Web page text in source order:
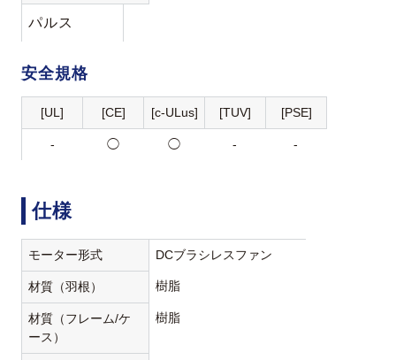
パルス
安全規格
[UL] [CE] [c-ULus] [TUV] [PSE]
- ◯ ◯ - -
仕様
モーター形式 DCブラシレスファン
材質（羽根） 樹脂
材質（フレーム/ケ
ース）
樹脂